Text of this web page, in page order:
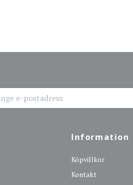
Information
Köpvillkor
Kontakt